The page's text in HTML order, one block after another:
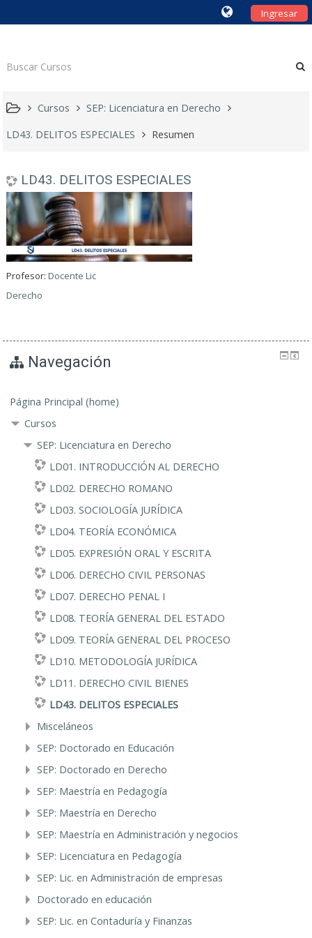
Ingresar
Cursos
SEP: Licenciatura en Derecho
LD43. DELITOS ESPECIALES
Resumen
LD43. DELITOS ESPECIALES
Profesor:Docente Lic
Derecho
Navegación
Página Principal (home)
Cursos
SEP: Licenciatura en Derecho
LD01. INTRODUCCIÓN AL DERECHO
LD02. DERECHO ROMANO
LD03. SOCIOLOGÍA JURÍDICA
LD04. TEORÍA ECONÓMICA
LD05. EXPRESIÓN ORAL Y ESCRITA
LD06. DERECHO CIVIL PERSONAS
LD07. DERECHO PENAL I
LD08. TEORÍA GENERAL DEL ESTADO
LD09. TEORÍA GENERAL DEL PROCESO
LD10. METODOLOGÍA JURÍDICA
LD11. DERECHO CIVIL BIENES
LD43. DELITOS ESPECIALES
Misceláneos
SEP: Doctorado en Educación
SEP: Doctorado en Derecho
SEP: Maestría en Pedagogía
SEP: Maestría en Derecho
SEP: Maestría en Administración y negocios
SEP: Licenciatura en Pedagogía
SEP: Lic. en Administración de empresas
Doctorado en educación
SEP: Lic. en Contaduría y Finanzas